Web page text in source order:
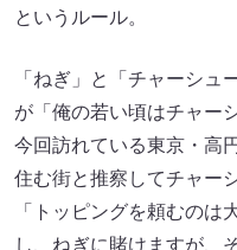
というルール。
「ねぎ」と「チャーシュ
が「俺の若い頃はチャー
今回訪れている東京・高
住む街と推察してチャー
「トッピングを頼むのは
し、ねぎに賭けますが